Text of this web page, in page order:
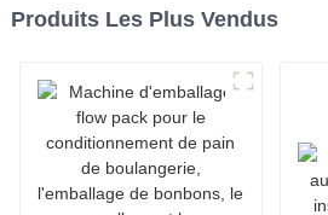
Produits Les Plus Vendus